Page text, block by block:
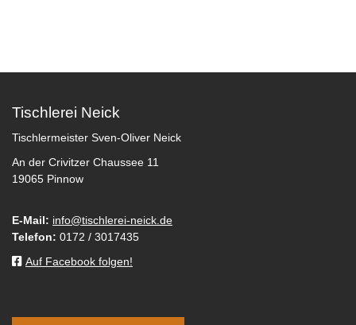
Tischlerei Neick
Tischlermeister Sven-Oliver Neick
An der Crivitzer Chaussee 11
19065 Pinnow
E-Mail: info@tischlerei-neick.de
Telefon: 0172 / 3017435
Auf Facebook folgen!